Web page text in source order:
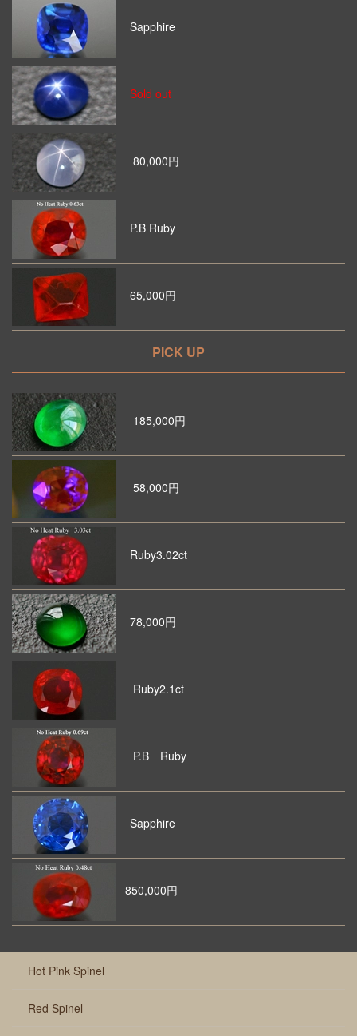
Sapphire
Sold out
80,000円
P.B Ruby
65,000円
PICK UP
185,000円
58,000円
Ruby3.02ct
78,000円
Ruby2.1ct
P.B Ruby
Sapphire
850,000円
Hot Pink Spinel
Red Spinel